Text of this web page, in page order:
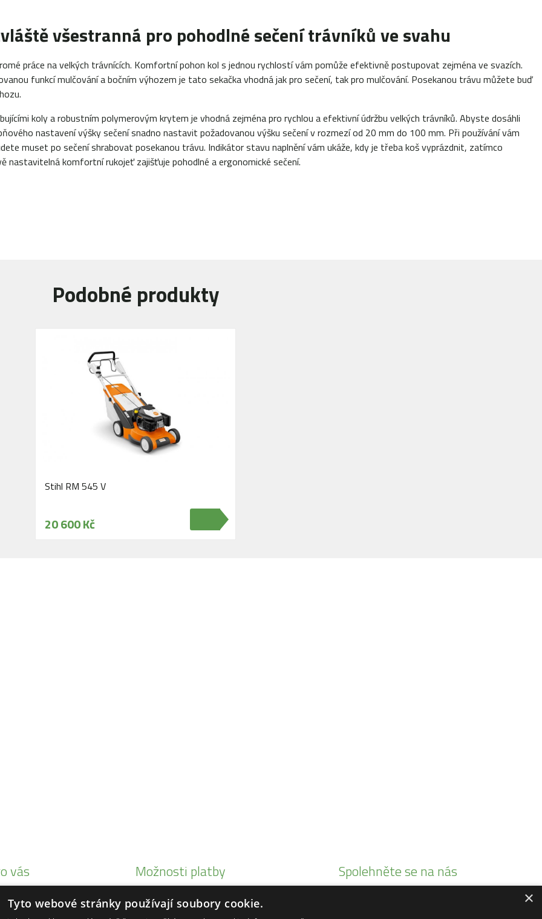
všestranná pro pohodlné sečení trávníků ve svahu
práce na velkých trávnících. Komfortní pohon kol s jednou rychlostí vám pomůže efektivně postupovat zejména ve svazích.
funkcí mulčování a bočním výhozem je tato sekačka vhodná jak pro sečení, tak pro mulčování. Posekanou trávu můžete buď
koly a robustním polymerovým krytem je vhodná zejména pro rychlou a efektivní údržbu velkých trávníků. Abyste dosáhli
nastavení výšky sečení snadno nastavit požadovanou výšku sečení v rozmezí od 20 mm do 100 mm. Při používání vám
muset po sečení shrabovat posekanou trávu. Indikátor stavu naplnění vám ukáže, kdy je třeba koš vyprázdnit, zatímco
nastavitelná komfortní rukojeť zajišťuje pohodlné a ergonomické sečení.
Podobné produkty
Stihl RM 545 V
20 600 Kč
vás
Honda
Možnosti platby Spolehněte se na nás
×
Tyto webové stránky používají soubory cookie.